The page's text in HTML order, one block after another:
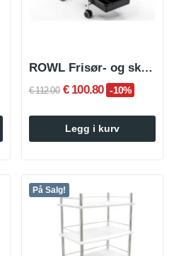
ROWL Frisør- og skjønnhetsvogn
€ 112.00 € 100.80 -10%
Legg i kurv
På Salg!